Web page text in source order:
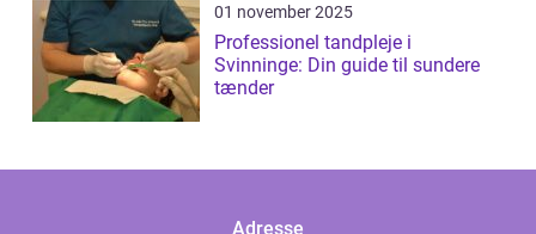
01 november 2025
Professionel tandpleje i
Svinninge: Din guide til sundere
tænder
Adresse